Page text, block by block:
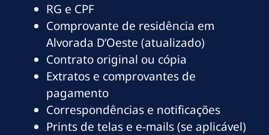
RG e CPF
Comprovante de residência em
Alvorada D’Oeste (atualizado)
Contrato original ou cópia
Extratos e comprovantes de
pagamento
Correspondências e notificações
Prints de telas e e-mails (se aplicável)